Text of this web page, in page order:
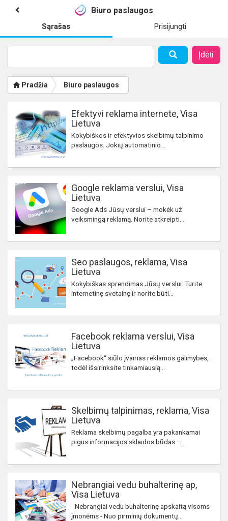
Biuro paslaugos
Sąrašas Prisijungti
Įdėti
Pradžia Biuro paslaugos
Efektyvi reklama internete, Visa
Lietuva
Kokybiškos ir efektyvios skelbimų talpinimo
paslaugos. Jokių automatinio...
Google reklama verslui, Visa
Lietuva
Google Ads Jūsų verslui – mokėk už
veiksmingą reklamą. Norite atkreipti...
Seo paslaugos, reklama, Visa
Lietuva
Kokybiškas sprendimas Jūsų verslui. Turite
internetinę svetainę ir norite būti...
Facebook reklama verslui, Visa
Lietuva
„Facebook“ siūlo įvairias reklamos galimybes,
todėl išsirinksite tinkamiausią...
Skelbimų talpinimas, reklama, Visa
Lietuva
Reklama skelbimų pagalba yra pakankamai
pigus informacijos sklaidos būdas –...
Nebrangiai vedu buhalterinę ap,
Visa Lietuva
- Nebrangiai vedu buhalterinę apskaitą visoms
įmonėms - Nuo pirminių dokumentų...